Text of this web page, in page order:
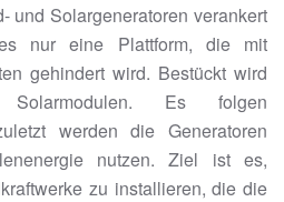
und Solargeneratoren verankert
nur eine Plattform, die mit
gehindert wird. Bestückt wird
Es folgen
werden die Generatoren
nutzen. Ziel ist es,
zu installieren, die die